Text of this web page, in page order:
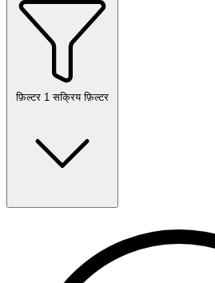
फ़िल्टर 1 सक्रिय फ़िल्टर